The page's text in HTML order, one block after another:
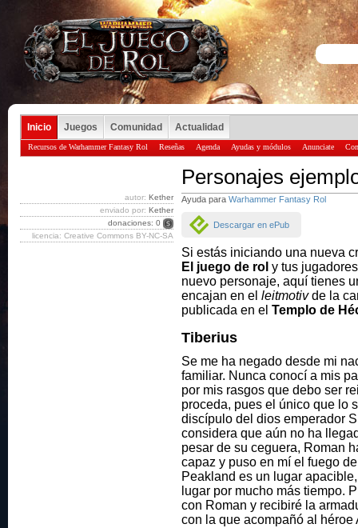
Inicio Juegos Comunidad Actualidad
Recursos de Warhammer Fantasy Rol Reseñas Agenda Ayudas y módulos Anunciate
Personajes
Ayuda para Warhammer Fantasy Rol
Descargar en ePub
Si estás iniciando una nueva
El juego de rol y tus
nuevo personaje, aquí tienes
encajan en el leitmotivde la
publicada en el Templo de
Tiberius
Se me ha negado desde mi
familiar. Nunca conocí a mis
por mis rasgos que debo ser
proceda, pues el único que lo
discípulo del dios emperador
considera que aún no ha
pesar de su ceguera, Roman
capaz y puso en mí el fuego
Peakland es un lugar
lugar por mucho más tiempo.
con Roman y recibiré la
con la que acompañó al héroe
autor: Kether
enviado por: Kether
donaciones: 0
licencia: Creative Commons BY-NC-SA